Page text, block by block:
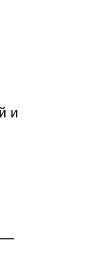
и
—